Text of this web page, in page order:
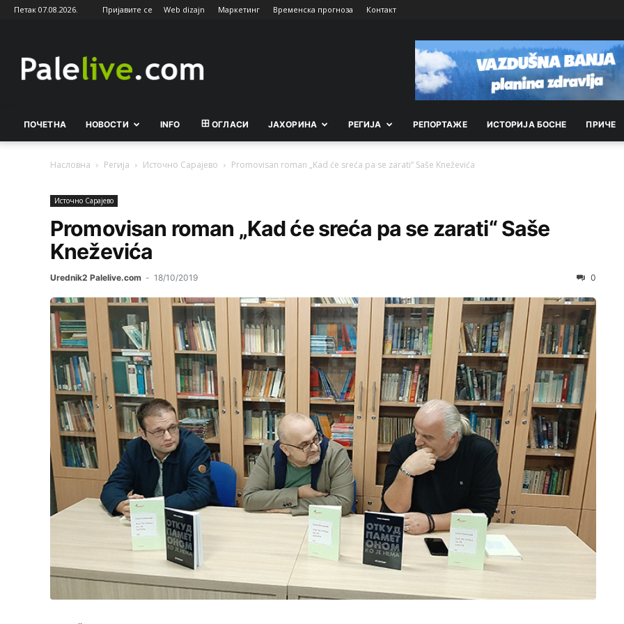
Петак 07.08.2026. Пријавите се Web dizajn Маркетинг Временска прогноза Контакт
ПОЧЕТНА НОВОСТИ INFO ОГЛАСИ ЈАХОРИНА РEГИЈА РEПОРТАЖE ИСТОРИЈА БОСНЕ ПРИЧЕ
Насловна Регија Источно Сарајево Promovisan roman „Kad će sreća pa se zarati“ Saše Kneževića
Источно Сарајево
Promovisan roman „Kad će sreća pa se zarati“ Saše
Kneževića
Urednik2 Palelive.com - 18/10/2019 0